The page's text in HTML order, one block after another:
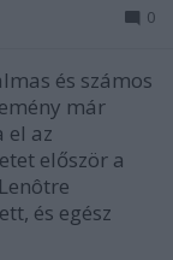
0
és számos
már
el az
először a
és egész